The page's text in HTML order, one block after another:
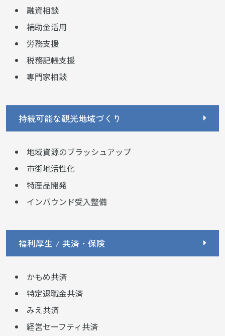
融資相談
補助金活用
労務支援
税務記帳支援
専門家相談
持続可能な観光地域づくり
地域資源のブラッシュアップ
市街地活性化
特産品開発
インバウンド受入整備
福利厚生 / 共済・保険
かもめ共済
特定退職金共済
みえ共済
経営セーフティ共済